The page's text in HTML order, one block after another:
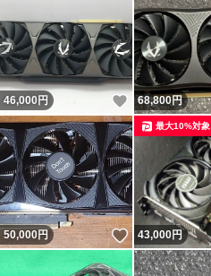
46,000 円 いいね！
68,800円
50,000円 いいね！
43,000円
最大10%対象